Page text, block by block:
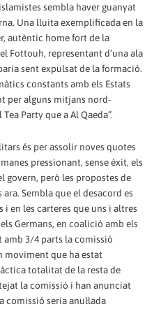
sembla haver guanyat
Una lluita exemplificada en la
autèntic home fort de la
Fottouh, representant d’una ala
sent expulsat de la formació.
constants amb els Estats
per alguns mitjans nord-
Party que a Al Qaeda”.
és per assolir noves quotes
pressionant, sense èxit, els
govern, però les propostes de
Sembla que el desacord es
en les carteres que uns i altres
Germans, en coalició amb els
amb 3/4 parts la comissió
moviment que ha estat
totalitat de la resta de
la comissió i han anunciat
seria anul·lada